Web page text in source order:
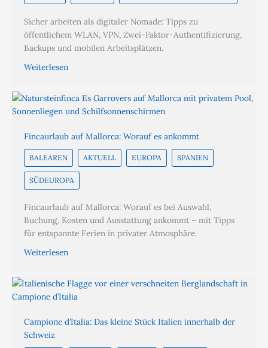
Sicher arbeiten als digitaler Nomade: Tipps zu
öffentlichem WLAN, VPN, Zwei-Faktor-Authentifizierung,
Backups und mobilen Arbeitsplätzen.
Weiterlesen
Fincaurlaub auf Mallorca: Worauf es ankommt
BALEAREN AKTUELL EUROPA SPANIEN
SÜDEUROPA
Fincaurlaub auf Mallorca: Worauf es bei Auswahl,
Buchung, Kosten und Ausstattung ankommt – mit Tipps
für entspannte Ferien in privater Atmosphäre.
Weiterlesen
Campione d’Italia: Das kleine Stück Italien innerhalb der
Schweiz